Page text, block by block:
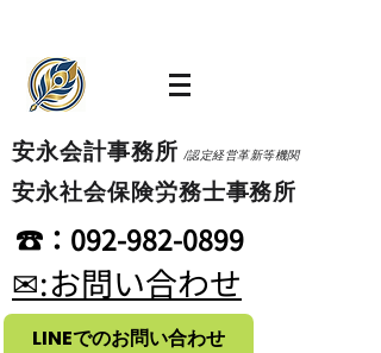
​安永会計事務所 /認定経営革新等機関
​安永社会保険労務士事務所
​☎：092-982-0899
​✉:お問い合わせ
LINEでのお問い合わせ